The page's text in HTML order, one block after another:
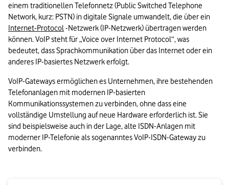
einem traditionellen Telefonnetz (Public Switched Telephone
Internet-Protocol -Netzwerk (IP-Netzwerk) übertragen werden
können. VoIP steht für „Voice over Internet Protocol“, was
bedeutet, dass Sprachkommunikation über das Internet oder ein
anderes IP-basiertes Netzwerk erfolgt.
VoIP-Gateways ermöglichen es Unternehmen, ihre bestehenden
Telefonanlagen mit modernen IP-basierten
Kommunikationssystemen zu verbinden, ohne dass eine
vollständige Umstellung auf neue Hardware erforderlich ist. Sie
sind beispielsweise auch in der Lage, alte ISDN-Anlagen mit
moderner IP-Telefonie als sogenanntes VoIP-ISDN-Gateway zu
verbinden.